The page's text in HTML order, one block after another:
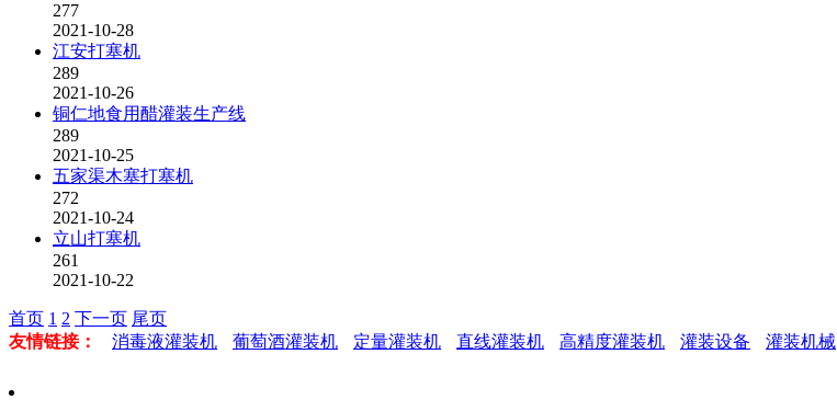
277
2021-10-28
江安打塞机
289
2021-10-26
铜仁地食用醋灌装生产线
289
2021-10-25
五家渠木塞打塞机
272
2021-10-24
立山打塞机
261
2021-10-22
首页 1 2 下一页 尾页
友情链接：
消毒液灌装机 葡萄酒灌装机 定量灌装机 直线灌装机 高精度灌装机 灌装设备 灌装机械